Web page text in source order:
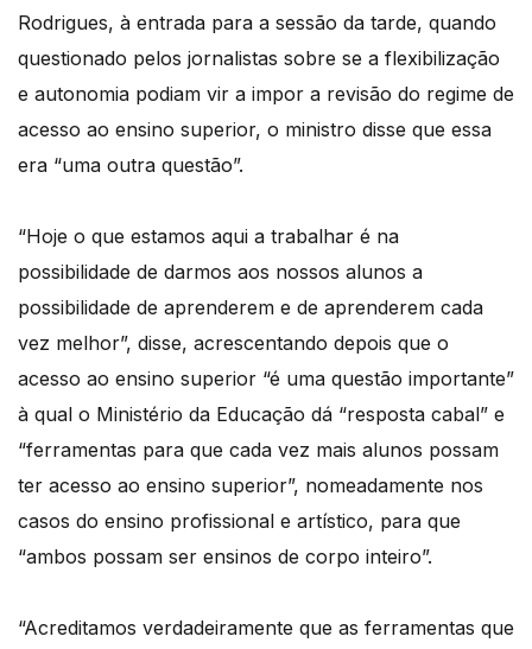
Rodrigues, à entrada para a sessão da tarde, quando
questionado pelos jornalistas sobre se a flexibilização
e autonomia podiam vir a impor a revisão do regime de
acesso ao ensino superior, o ministro disse que essa
era “uma outra questão”.
“Hoje o que estamos aqui a trabalhar é na
possibilidade de darmos aos nossos alunos a
possibilidade de aprenderem e de aprenderem cada
vez melhor”, disse, acrescentando depois que o
acesso ao ensino superior “é uma questão importante”
à qual o Ministério da Educação dá “resposta cabal” e
“ferramentas para que cada vez mais alunos possam
ter acesso ao ensino superior”, nomeadamente nos
casos do ensino profissional e artístico, para que
“ambos possam ser ensinos de corpo inteiro”.
“Acreditamos verdadeiramente que as ferramentas que